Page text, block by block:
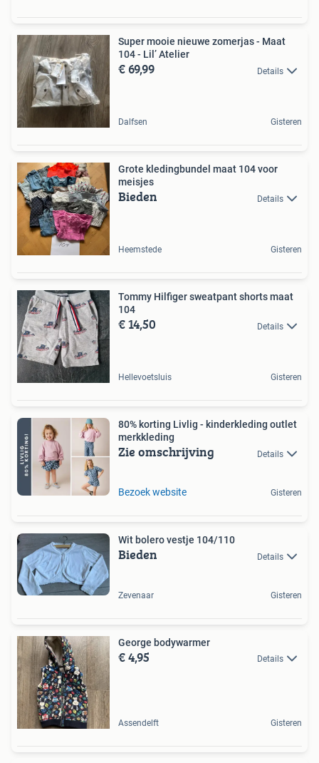
Super mooie nieuwe zomerjas - Maat
104 - Lil’ Atelier
€ 69,99 Details
Dalfsen Gisteren
Grote kledingbundel maat 104 voor
meisjes
Bieden Details
Heemstede Gisteren
Tommy Hilfiger sweatpant shorts maat
104
€ 14,50 Details
Hellevoetsluis Gisteren
80% korting Livlig - kinderkleding outlet
merkkleding
Zie omschrijving Details
Bezoek website Gisteren
Wit bolero vestje 104/110
Bieden Details
Zevenaar Gisteren
George bodywarmer
€ 4,95 Details
Assendelft Gisteren